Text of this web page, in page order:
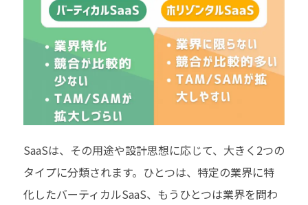
SaaSは、その用途や設計思想に応じて、大きく2つの
タイプに分類されます。ひとつは、特定の業界に特
化したバーティカルSaaS、もうひとつは業界を問わ